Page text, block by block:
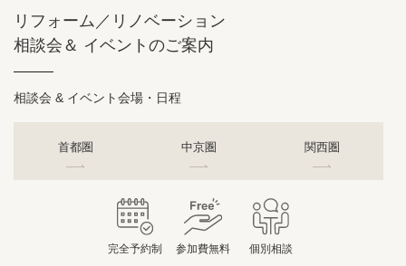
リフォーム／リノベーション
相談会＆ イベントのご案内
相談会 & イベント会場・日程
首都圏 中京圏 関西圏
完全予約制 参加費無料 個別相談